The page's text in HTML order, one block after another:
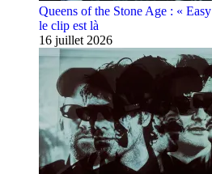
Queens of the Stone Age : «
le clip est là
16 juillet 2026